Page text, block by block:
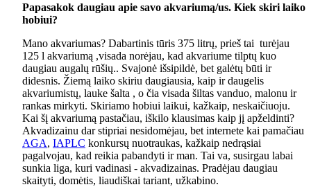
Papasakok daugiau apie savo akvariumą/us. Kiek skiri laiko
hobiui?
Mano akvariumas? Dabartinis tūris 375 litrų, prieš tai turėjau
125 l akvariumą ,visada norėjau, kad akvariume tilptų kuo
daugiau augalų rūšių.. Svajonė išsipildė, bet galėtų būti ir
didesnis. Žiemą laiko skiriu daugiausia, kaip ir daugelis
akvariumistų, lauke šalta , o čia visada šiltas vanduo, malonu ir
rankas mirkyti. Skiriamo hobiui laikui, kažkaip, neskaičiuoju.
Kai šį akvariumą pastačiau, iškilo klausimas kaip jį apželdinti?
Akvadizainu dar stipriai nesidomėjau, bet internete kai pamačiau
AGA, IAPLC konkursų nuotraukas, kažkaip nedrąsiai
pagalvojau, kad reikia pabandyti ir man. Tai va, susirgau labai
sunkia liga, kuri vadinasi - akvadizainas. Pradėjau daugiau
skaityti, domėtis, liaudiškai tariant, užkabino.